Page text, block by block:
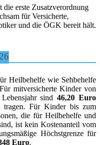
erste Zusatzverordnung
für Versicherte,
und die ÖGK bereit hält.
Heilbehelfe wie Sehbehelfe
mitversicherte Kinder von
sind46,20 Euro
tragen. Für Kinder bis zum
die für Heilbehelfe und
ist kein Kostenanteil vom
Höchstgrenze für
Euro.